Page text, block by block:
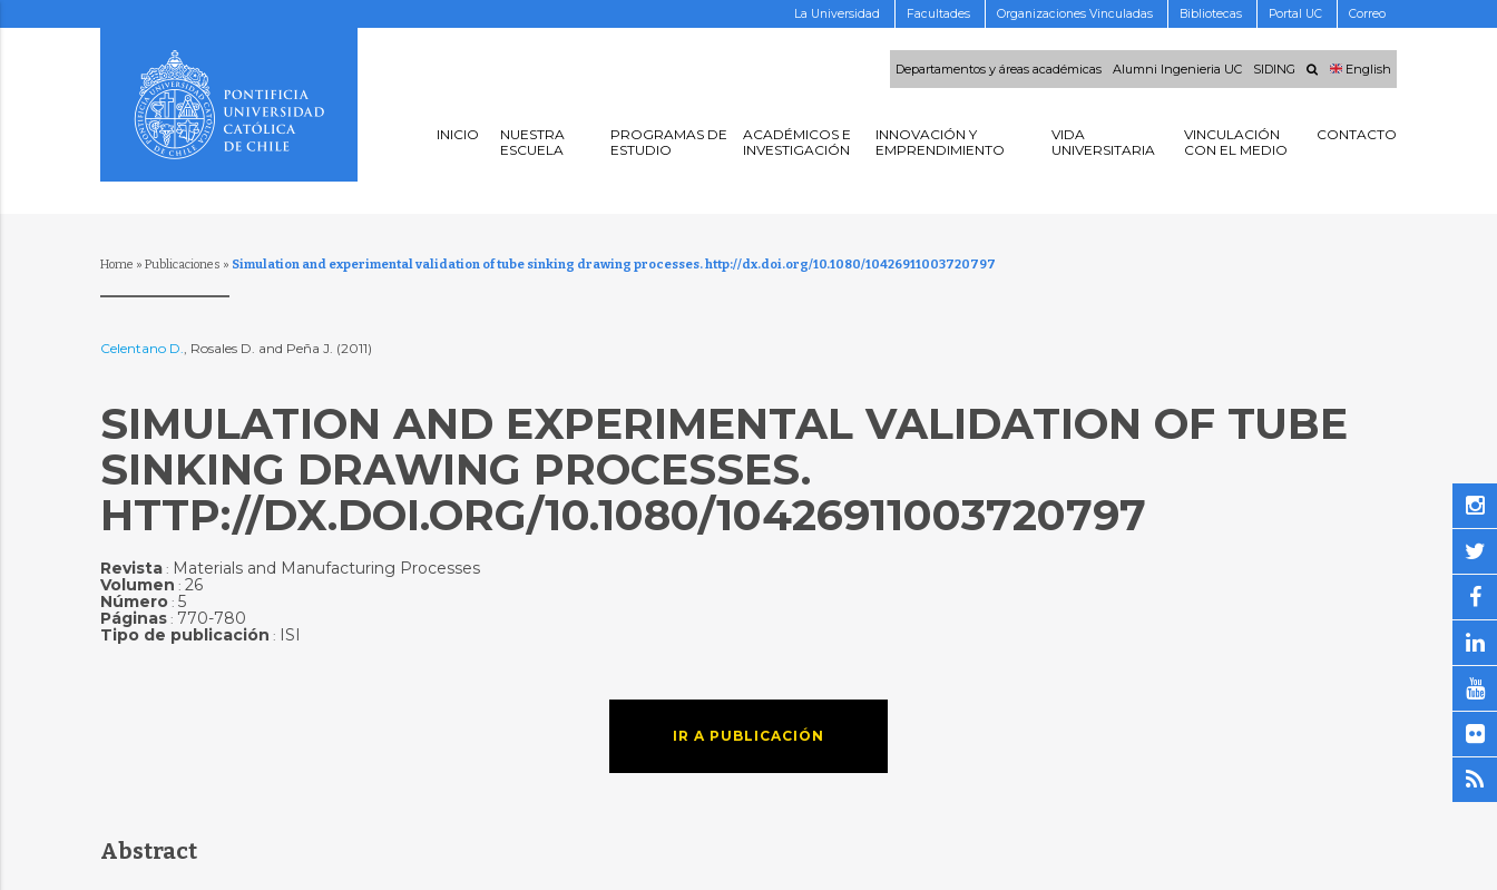
La Universidad Facultades Organizaciones Vinculadas Bibliotecas Portal UC Correo
Departamentos y áreas académicas Alumni Ingenieria UC SIDING English
INICIO
NUESTRA
ESCUELA
PROGRAMAS DE
ESTUDIO
ACADÉMICOS E
INVESTIGACIÓN
INNOVACIÓN Y
EMPRENDIMIENTO
VIDA
UNIVERSITARIA
VINCULACIÓN
CON EL MEDIO
CONTACTO
Home » Publicaciones » Simulation and experimental validation of tube sinking drawing processes. http://dx.doi.org/10.1080/10426911003720797
Celentano D., Rosales D. and Peña J. (2011)
SIMULATION AND EXPERIMENTAL VALIDATION OF TUBE
SINKING DRAWING PROCESSES.
HTTP://DX.DOI.ORG/10.1080/10426911003720797
Revista: Materials and Manufacturing Processes
Volumen : 26
Número: 5
Páginas: 770-780
Tipo de publicación : ISI
IR A PUBLICACIÓN
Abstract